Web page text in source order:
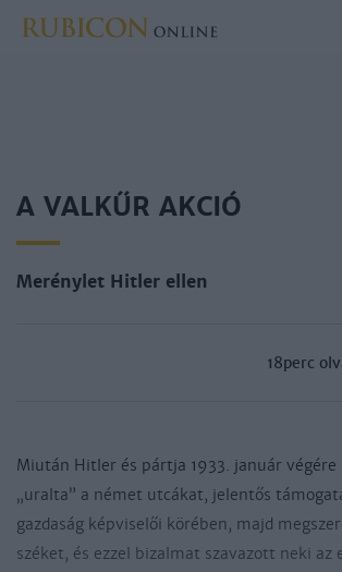
A VALKŰR AKCIÓ
Merénylet Hitler ellen
18perc
Miu­tán Hit­ler és párt­ja 1933. ja­nuár vé­gé­re
„ural­ta” a né­met ut­cá­kat, je­len­tős
gaz­da­ság kép­vi­se­lői kö­ré­ben, majd
szé­ket, és ez­zel bi­zal­mat sza­va­zott ne­ki